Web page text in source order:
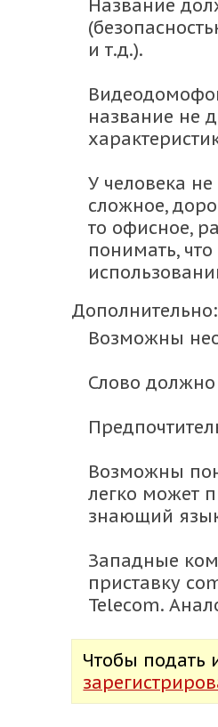
Название
и т.д.).
название не
У человека
сложное,
то офисное,
понимать,
Дополнительно:
Возможны
Слово должно
Возможны
легко может
знающий
Западные
приставку
Telecom.
Чтобы